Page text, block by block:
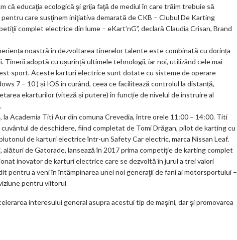
că educaţia ecologică şi grija faţă de mediul în care trăim trebuie să
care susţinem iniţiativa demarată de CKB – Clubul De Karting
complet electrice din lume – eKart’nG”, declară Claudia Crisan, Brand
noastră în dezvoltarea tinerelor talente este combinată cu dorința
adoptă cu ușurință ultimele tehnologii, iar noi, utilizând cele mai
sport. Aceste karturi electrice sunt dotate cu sisteme de operare
7 – 10 ) și IOS în curând, ceea ce facilitează controlul la distanță,
ekarturilor (viteză și putere) în funcție de nivelul de instruire al
Academia Titi Aur din comuna Crevedia, între orele 11:00 – 14:00. Titi
de deschidere, fiind completat de Tomi Drăgan, pilot de karting cu
de karturi electrice într-un Safety Car electric, marca Nissan Leaf.
de Gatorade, lansează în 2017 prima competiţie de karting complet
inovator de karturi electrice care se dezvoltă în jurul a trei valori
pentru a veni în întâmpinarea unei noi generaţii de fani ai motorsportului –
pentru viitorul
interesului general asupra acestui tip de maşini, dar şi promovarea